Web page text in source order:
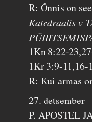
R: Õnnis on
Katedraalis v
1Kn 8:22-
1Kr 3:9-
R: Kui armas
27. detsember
P. APOSTEL